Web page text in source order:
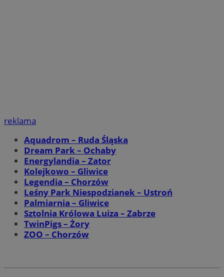
reklama
Aquadrom – Ruda Śląska
Dream Park – Ochaby
Energylandia – Zator
Kolejkowo – Gliwice
Legendia – Chorzów
Leśny Park Niespodzianek – Ustroń
Palmiarnia – Gliwice
Sztolnia Królowa Luiza – Zabrze
TwinPigs – Żory
ZOO – Chorzów